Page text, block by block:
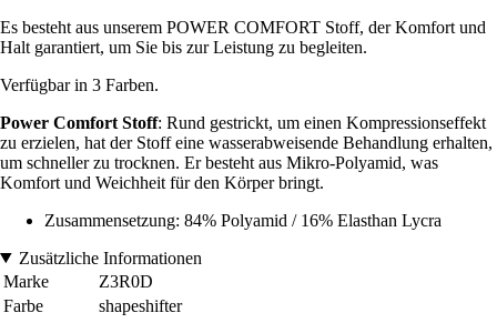
Es besteht aus unserem POWER COMFORT Stoff, der Komfort und
Halt garantiert, um Sie bis zur Leistung zu begleiten.
Verfügbar in 3 Farben.
Power Comfort Stoff: Rund gestrickt, um einen Kompressionseffekt
zu erzielen, hat der Stoff eine wasserabweisende Behandlung erhalten,
um schneller zu trocknen. Er besteht aus Mikro-Polyamid, was
Komfort und Weichheit für den Körper bringt.
Zusammensetzung: 84% Polyamid / 16% Elasthan Lycra
Zusätzliche Informationen
Marke
Z3R0D
Farbe
shapeshifter